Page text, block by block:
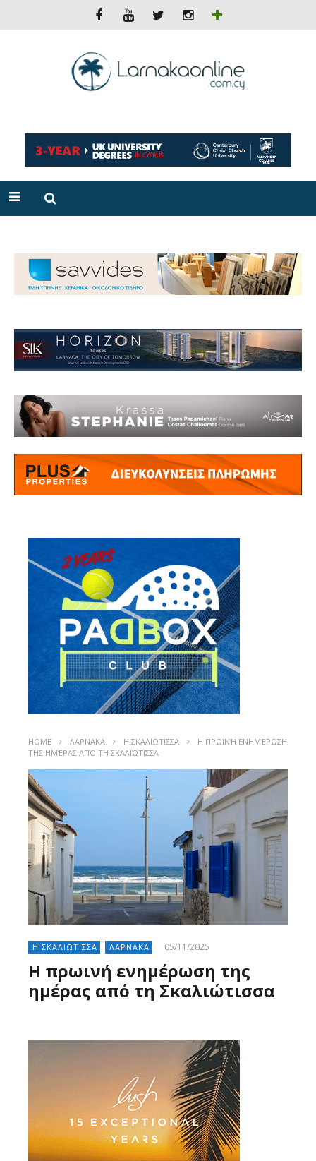
HOME ΛΑΡΝΑΚΑ Η ΣΚΑΛΙΩΤΙΣΣΑ
Η ΠΡΩΙΝΉ ΕΝΗΜΈΡΩΣΗ
ΤΗΣ ΗΜΈΡΑΣ ΑΠΌ ΤΗ ΣΚΑΛΙΏΤΙΣΣΑ
Η ΣΚΑΛΙΩΤΙΣΣΑ ΛΑΡΝΑΚΑ 05/11/2025
Η πρωινή ενημέρωση της
ημέρας από τη Σκαλιώτισσα